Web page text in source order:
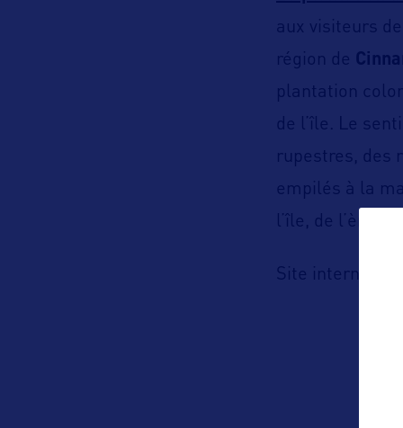
aux visiteurs
région de
plantation
de l’île. Le
rupestres, des
empilés à la
l’île, de l’ère
Site internet :